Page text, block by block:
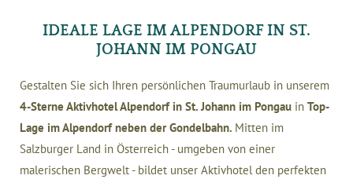
IDEALE LAGE IM ALPENDORF IN ST.
JOHANN IM PONGAU
Gestalten Sie sich Ihren persönlichen Traumurlaub in unserem
4-Sterne Aktivhotel Alpendorf in St. Johann im Pongau in Top-
Lage im Alpendorf neben der Gondelbahn. Mitten im
Salzburger Land in Österreich - umgeben von einer
malerischen Bergwelt - bildet unser Aktivhotel den perfekten